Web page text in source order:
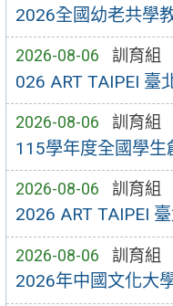
2026全國幼老共學
2026-08-06 訓育組
026 ART TAIPEI 臺
2026-08-06 訓育組
115學年度全國學
2026-08-06 訓育組
2026 ART TAIPEI
2026-08-06 訓育組
2026年中國文化大